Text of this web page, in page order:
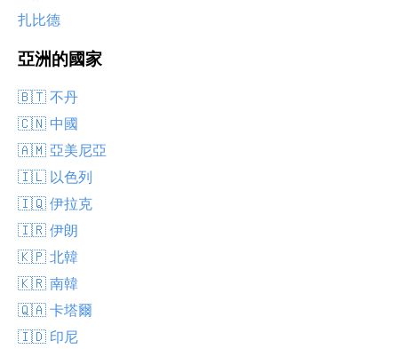
扎比德
亞洲的國家
🇧🇹 不丹
🇨🇳 中國
🇦🇲 亞美尼亞
🇮🇱 以色列
🇮🇶 伊拉克
🇮🇷 伊朗
🇰🇵 北韓
🇰🇷 南韓
🇶🇦 卡塔爾
🇮🇩 印尼